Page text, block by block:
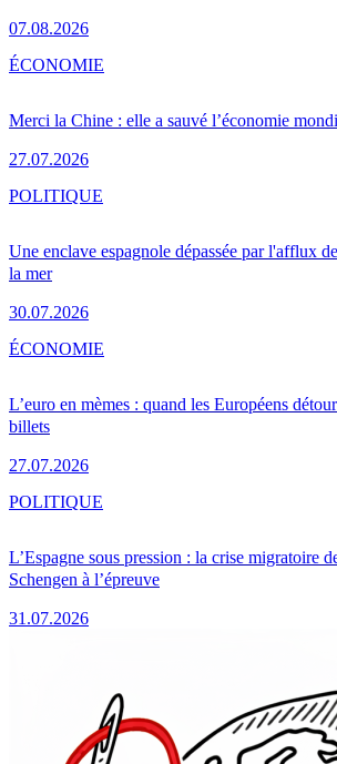
07.08.2026
Merci la Chine : elle a sauvé l’économie
27.07.2026
ÉCONOMIE
Une enclave espagnole dépassée par l'afflux
la mer
30.07.2026
POLITIQUE
L’euro en mèmes : quand les Européens
billets
27.07.2026
ÉCONOMIE
L’Espagne sous pression : la crise migratoire
Schengen à l’épreuve
31.07.2026
POLITIQUE